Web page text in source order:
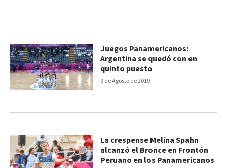
9 de Agosto de 2019
Juegos Panamericanos:
Argentina se quedó con en
quinto puesto
La crespense Melina Spahn
alcanzó el Bronce en Frontón
Peruano en los Panamericanos